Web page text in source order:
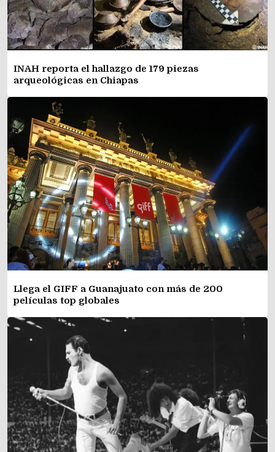
INAH reporta el hallazgo de 179 piezas
arqueológicas en Chiapas
Llega el GIFF a Guanajuato con más de 200
películas top globales